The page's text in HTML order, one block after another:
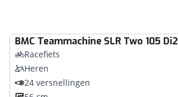
BMC Teammachine SLR Two 105 Di2
Racefiets
Heren
24 versnellingen